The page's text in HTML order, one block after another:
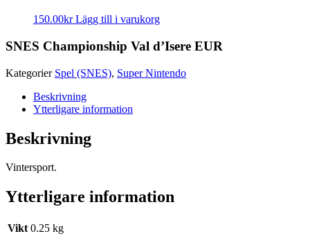
150.00kr Lägg till i varukorg
SNES Championship Val d’Isere EUR
Kategorier Spel (SNES), Super Nintendo
Beskrivning
Ytterligare information
Beskrivning
Vintersport.
Ytterligare information
Vikt 0.25 kg